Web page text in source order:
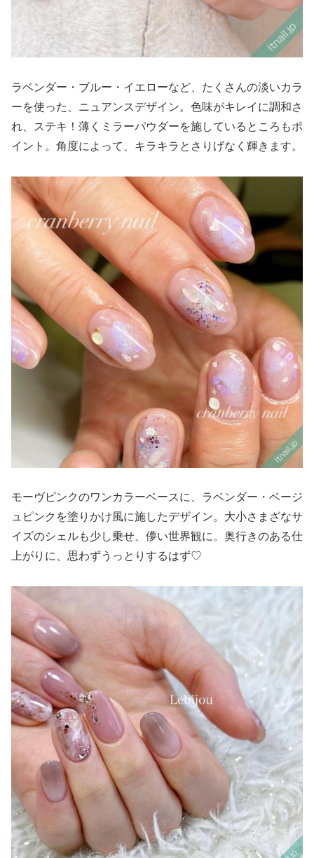
ラベンダー・ブルー・イエローなど、たくさんの淡いカラ
ーを使った、ニュアンスデザイン。色味がキレイに調和さ
れ、ステキ！薄くミラーパウダーを施しているところもポ
イント。角度によって、キラキラとさりげなく輝きます。
モーヴピンクのワンカラーベースに、ラベンダー・ベージ
ュピンクを塗りかけ風に施したデザイン。大小さまざなサ
イズのシェルも少し乗せ、儚い世界観に。奥行きのある仕
上がりに、思わずうっとりするはず♡